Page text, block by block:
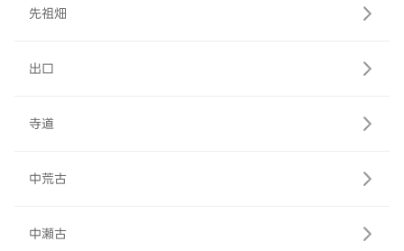
先祖畑
出口
寺道
中荒古
中瀬古